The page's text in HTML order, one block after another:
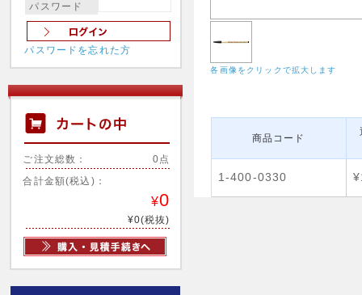
パスワード
パスワードを忘れた方
ご注文総数： 0点
合計金額(税込)：
¥0
¥0(税抜)
各画像をクリックで拡大します
商品コード
1-400-0330